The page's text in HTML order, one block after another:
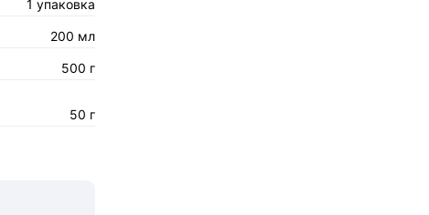
1 упаковка
200 мл
500 г
50 г